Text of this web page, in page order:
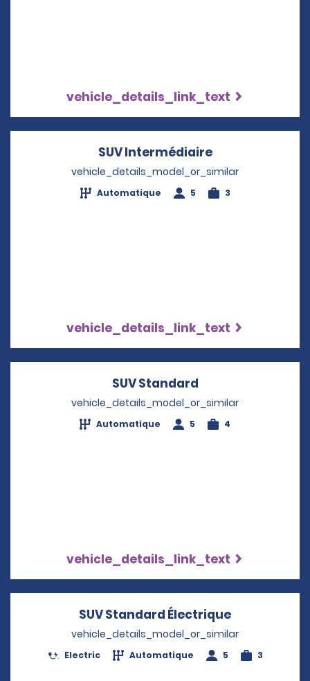
vehicle_details_link_text
SUV IntermédiaireOpens in a
vehicle_details_model_or_similar
Automatique 5 3
vehicle_details_link_text
SUV Standard
vehicle_details_model_or_similar
Automatique 5 4
vehicle_details_link_text
SUV Standard Électrique
vehicle_details_model_or_similar
Electric Automatique 5 3